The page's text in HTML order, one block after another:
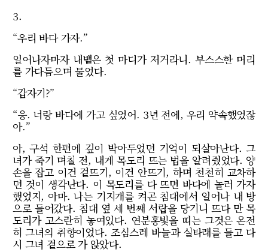
3.
“우리 바다 가자.”
일어나자마자 내뱉은 첫 마디가 저거라니. 부스스한 머리
를 가다듬으며 물었다.
“갑자기?”
“응. 너랑 바다에 가고 싶었어. 3년 전에, 우리 약속했었잖
아.”
아, 구석 한편에 깊이 박아두었던 기억이 되살아난다. 그
녀가 죽기 며칠 전, 내게 목도리 뜨는 법을 알려줬었다. 양
손을 잡고 이건 겉뜨기, 이건 안뜨기, 하며 천천히 교차하
던 것이 생각난다. 이 목도리를 다 뜨면 바다에 놀러 가자
했었지, 아마. 나는 기지개를 켜곤 침대에서 일어나 내 방
으로 들어갔다. 침대 옆 세 번째 서랍을 당기니 뜨다 만 목
도리가 고스란히 놓여있다. 연분홍빛을 띠는 그것은 온전
히 그녀의 취향이었다. 조심스레 바늘과 실타래를 들고 다
시 그녀 곁으로 가 앉았다.